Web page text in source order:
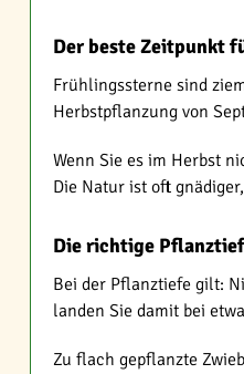
Der beste Zeitpunkt
Frühlingssterne sind
Herbstpflanzung von
Wenn Sie es im Herbst
Die Natur ist oft
Die richtige
Bei der Pflanztiefe gilt:
landen Sie damit bei
Zu flach gepflanzte